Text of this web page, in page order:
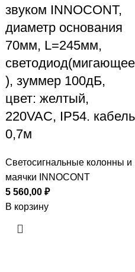
звуком INNOCONT,
диаметр основания
70мм, L=245мм,
светодиод(мигающее
), зуммер 100дБ,
цвет: желтый,
220VAC, IP54. кабель
0,7м
Светосигнальные колонны и
маячки INNOCONT
5 560,00 ₽
В корзину